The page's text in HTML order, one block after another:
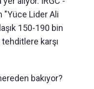
"Yüce Lider Ali
150-190 bin
karşı
bakıyor?